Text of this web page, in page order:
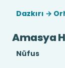
Dazkırı →
Amasya
Nüfus